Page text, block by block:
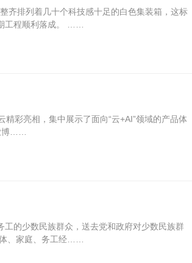
齐排列着几十个科技感十足的白色集装箱，这标
工程顺利落成。 ……
彩亮相，集中展示了面向“云+AI”领域的产品体
博……
的少数民族群众，送去党和政府对少数民族群
、家庭、务工经……